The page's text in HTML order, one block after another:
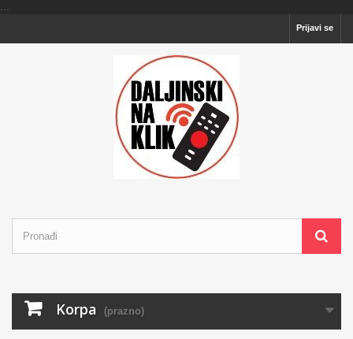
...
Prijavi se
Korpa (prazno)